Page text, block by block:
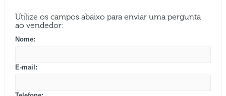
Utilize os campos abaixo para enviar uma pergunta
ao vendedor:
Nome:
E-mail: